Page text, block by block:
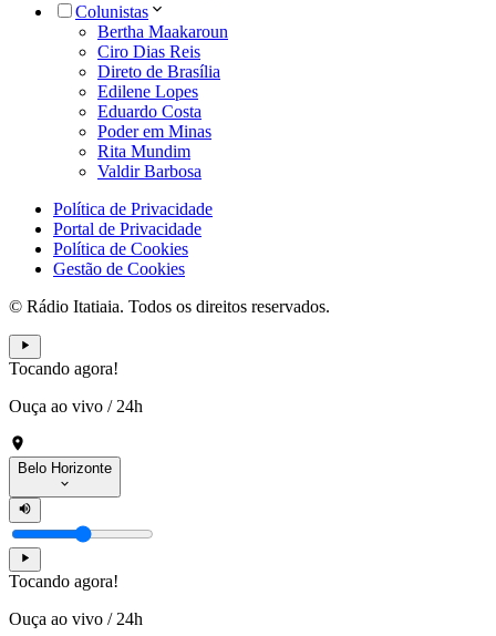
Colunistas
Bertha Maakaroun
Ciro Dias Reis
Direto de Brasília
Edilene Lopes
Eduardo Costa
Poder em Minas
Rita Mundim
Valdir Barbosa
Política de Privacidade
Portal de Privacidade
Política de Cookies
Gestão de Cookies
© Rádio Itatiaia. Todos os direitos reservados.
Tocando agora!
Ouça ao vivo / 24h
Belo Horizonte
Tocando agora!
Ouça ao vivo / 24h